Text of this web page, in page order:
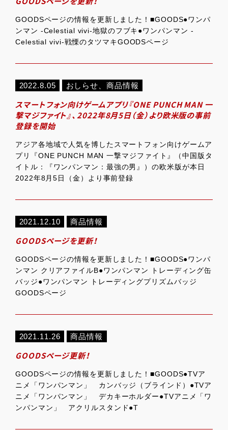
GOODSページの情報を更新しました！■GOODS●ワンパ
ンマン -Celestial vivi-地獄のフブキ●ワンパンマン -
Celestial vivi-戦慄のタツマキGOODSページ
2022.8.05 おしらせ 、商品情報
スマートフォン向けゲームアプリ『ONE PUNCH MAN 一
撃マジファイト』、2022年8月5日（金）より欧米版の事前
登録を開始
アジア各地域で人気を博したスマートフォン向けゲームア
プリ『ONE PUNCH MAN 一撃マジファイト』（中国版タ
イトル：『ワンパンマン：最強の男』）の欧米版が本日
2022年8月5日（金）より事前登録
2021.12.10 商品情報
GOODSページを更新！
GOODSページの情報を更新しました！■GOODS●ワンパ
ンマン クリアファイルB●ワンパンマン トレーディング缶
バッジ●ワンパンマン トレーディングプリズムバッジ
GOODSページ
2021.11.26 商品情報
GOODSページ更新！
GOODSページの情報を更新しました！■GOODS●TVア
ニメ「ワンパンマン」 カンバッジ（ブラインド）●TVア
ニメ「ワンパンマン」 デカキーホルダー●TVアニメ「ワ
ンパンマン」 アクリルスタンド●T